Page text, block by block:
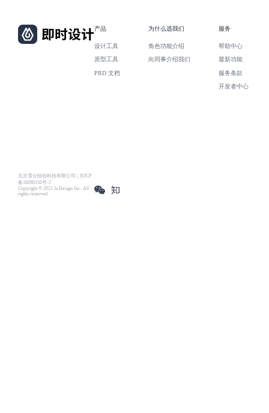
北京雪云锐创科技有限公司 | 京ICP
备16060150号-2
Copyright © 2021 Js.Design Inc. All
rights reserved.
产品
设计工具
原型工具
PRD 文档
为什么选我们
角色功能介绍
向同事介绍我们
服务
帮助中心
最新功能
服务条款
开发者中心